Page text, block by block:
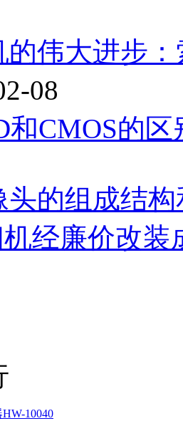
的伟大进步
08
和CMOS的
头的组成结
机经廉价改
10040